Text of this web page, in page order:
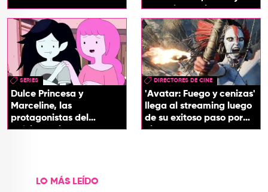
boogaloo', spin off
SERIES
Dulce Princesa y
Marceline, las
protagonistas del
próximo spin-off de 'Hora
DIRECTORES DE CINE
'Avatar: Fuego y cenizas'
llega al streaming luego
de su exitoso paso por
cines
LO MÁS LEÍDO